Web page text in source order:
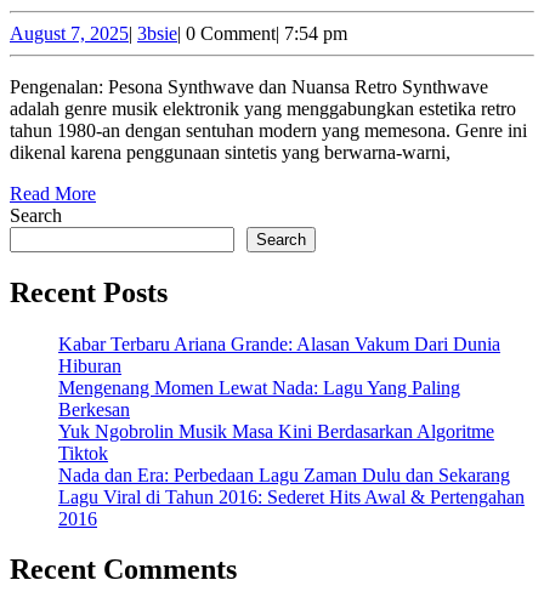
Synthwave
untuk
Nuansa
Retro
yang
Didengar
August 7, 2025August
7,
| 3bsie3bsie
| 0 Comment| 7:54 pm
Pengenalan: Pesona Synthwave dan Nuansa Retro Synthwave
adalah genre musik elektronik yang menggabungkan estetika retro
tahun 1980-an dengan sentuhan modern yang memesona. Genre ini
dikenal karena penggunaan sintetis yang berwarna-warni,
Read MoreRead
Search
Search
Recent Posts
Kabar Terbaru Ariana Grande: Alasan Vakum Dari Dunia
Hiburan
Mengenang Momen Lewat Nada: Lagu Yang Paling
Berkesan
Yuk Ngobrolin Musik Masa Kini Berdasarkan Algoritme
Tiktok
Nada dan Era: Perbedaan Lagu Zaman Dulu dan Sekarang
Lagu Viral di Tahun 2016: Sederet Hits Awal & Pertengahan
2016
Recent Comments